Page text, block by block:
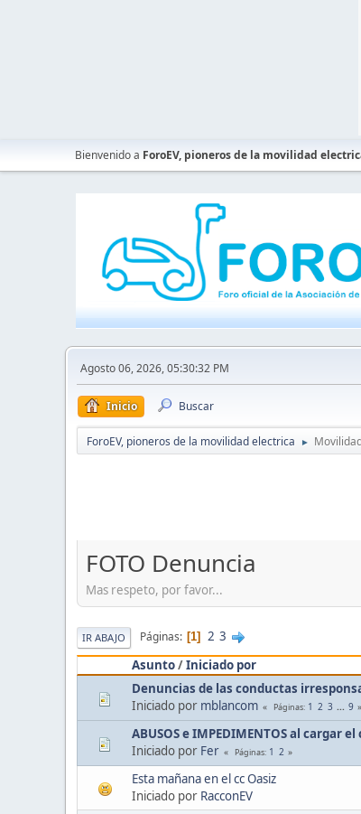
Bienvenido a ForoEV, pioneros de la movilidad
Agosto 06, 2026, 05:30:32 PM
Inicio Buscar
ForoEV, pioneros de la movilidad electrica ►
FOTO Denuncia
Mas respeto, por favor...
IR ABAJO Páginas 1 2 3
Asunto/Iniciado por
Denuncias de las conductas
Iniciado por mblancom Páginas 1 2 3 ... 9
ABUSOS e IMPEDIMENTOS al cargar el
Iniciado por Fer Páginas 1 2
Esta mañana en el cc Oasiz
Iniciado por RacconEV